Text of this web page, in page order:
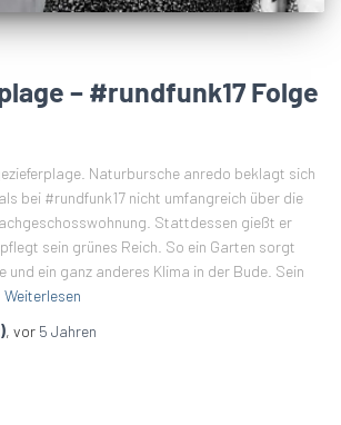
– #rundfunk17 Folge
Naturbursche anredo beklagt sich
bei #rundfunk17 nicht umfangreich über die
Stattdessen gießt er
sein grünes Reich. So ein Garten sorgt
und ein ganz anderes Klima in der Bude. Sein
Weiterlesen
, vor 5 Jahren